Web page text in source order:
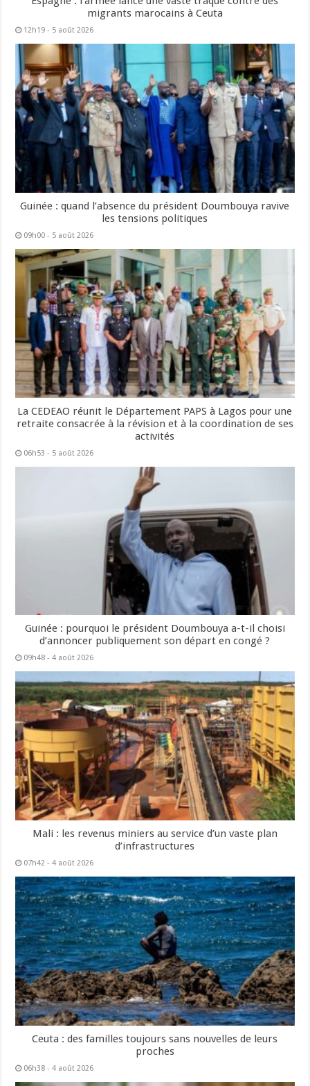
migrants marocains à Ceuta
12h19 - 5 août 2026
Guinée : quand l’absence du président Doumbouya ravive
les tensions politiques
09h00 - 5 août 2026
La CEDEAO réunit le Département PAPS à Lagos pour une
retraite consacrée à la révision et à la coordination de ses
activités
06h53 - 5 août 2026
Guinée : pourquoi le président Doumbouya a-t-il choisi
d’annoncer publiquement son départ en congé ?
09h48 - 4 août 2026
Mali : les revenus miniers au service d’un vaste plan
d’infrastructures
07h42 - 4 août 2026
Ceuta : des familles toujours sans nouvelles de leurs
proches
06h38 - 4 août 2026